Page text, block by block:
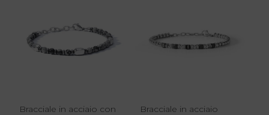
Bracciale in acciaio con
Bracciale in acciaio